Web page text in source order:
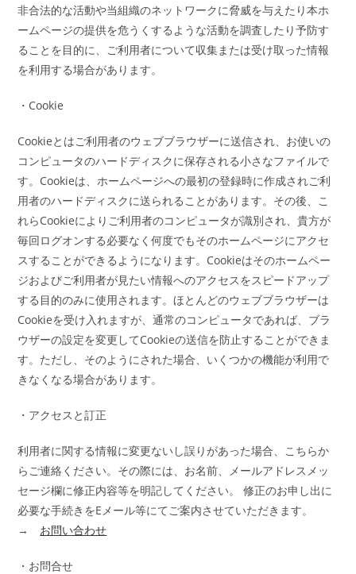
非合法的な活動や当組織のネットワークに脅威を与えたり本ホ
ームページの提供を危うくするような活動を調査したり予防す
ることを目的に、ご利用者について収集または受け取った情報
を利用する場合があります。
・Cookie
Cookieとはご利用者のウェブブラウザーに送信され、お使いの
コンピュータのハードディスクに保存される小さなファイルで
す。Cookieは、ホームページへの最初の登録時に作成されご利
用者のハードディスクに送られることがあります。その後、こ
れらCookieによりご利用者のコンピュータが識別され、貴方が
毎回ログオンする必要なく何度でもそのホームページにアクセ
スすることができるようになります。Cookieはそのホームペー
ジおよびご利用者が見たい情報へのアクセスをスピードアップ
する目的のみに使用されます。ほとんどのウェブブラウザーは
Cookieを受け入れますが、通常のコンピュータであれば、ブラ
ウザーの設定を変更してCookieの送信を防止することができま
す。ただし、そのようにされた場合、いくつかの機能が利用で
きなくなる場合があります。
・アクセスと訂正
利用者に関する情報に変更ないし誤りがあった場合、こちらか
らご連絡ください。その際には、お名前、メールアドレスメッ
セージ欄に修正内容等を明記してください。 修正のお申し出に
必要な手続きをEメール等にてご案内させていただきます。
→ お問い合わせ
・お問合せ